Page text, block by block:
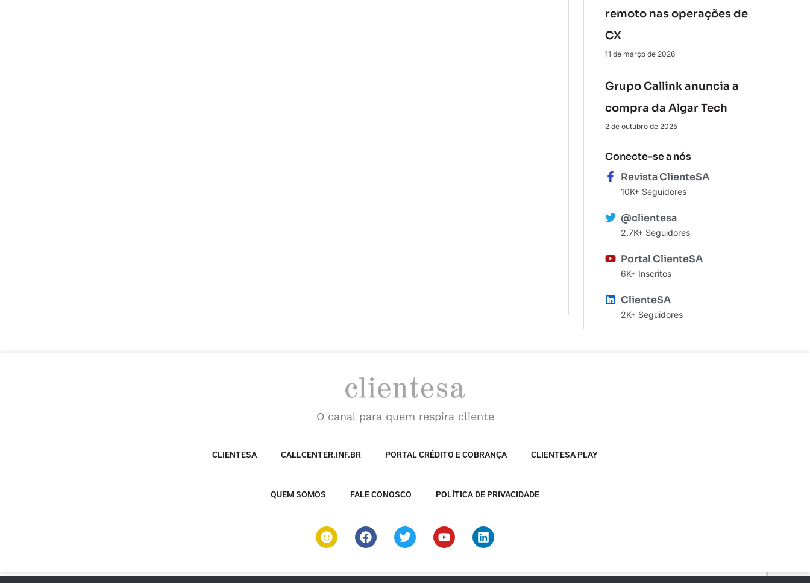
remoto nas operações de
CX
11 de março de 2026
Grupo Callink anuncia a
compra da Algar Tech
2 de outubro de 2025
Conecte-se a nós
Revista ClienteSA
10K+ Seguidores
@clientesa
2.7K+ Seguidores
Portal ClienteSA
6K+ Inscritos
ClienteSA
2K+ Seguidores
O canal para quem respira cliente
CLIENTESA CALLCENTER.INF.BR PORTAL CRÉDITO E COBRANÇA CLIENTESA PLAY
QUEM SOMOS FALE CONOSCO POLÍTICA DE PRIVACIDADE
S
m
e
F
a
b
T
w
t
Y
o
u
L
i
e